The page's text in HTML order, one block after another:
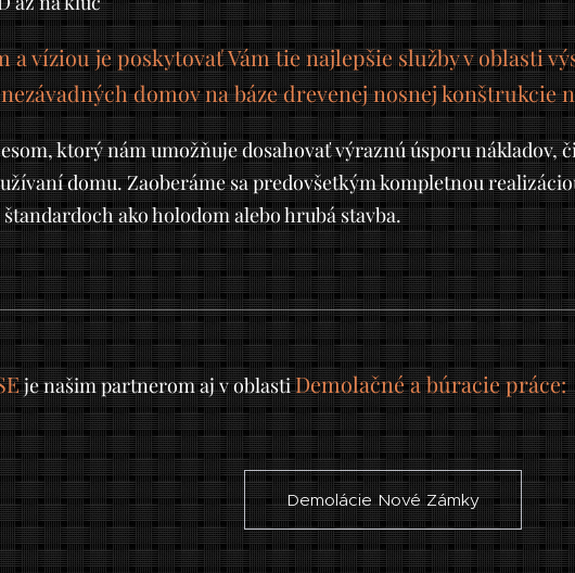
a víziou je poskytovať Vám tie najlepšie služby v oblasti
domov na báze drevenej nosnej konštrukcie
ktorý nám umožňuje dosahovať výraznú úsporu nákladov,
domu. Zaoberáme sa predovšetkým kompletnou
štandardoch ako holodom alebo hrubá stavba.
je našim partnerom aj v oblastiDemolačné a búracie práce:
Demolácie Nové Zámky